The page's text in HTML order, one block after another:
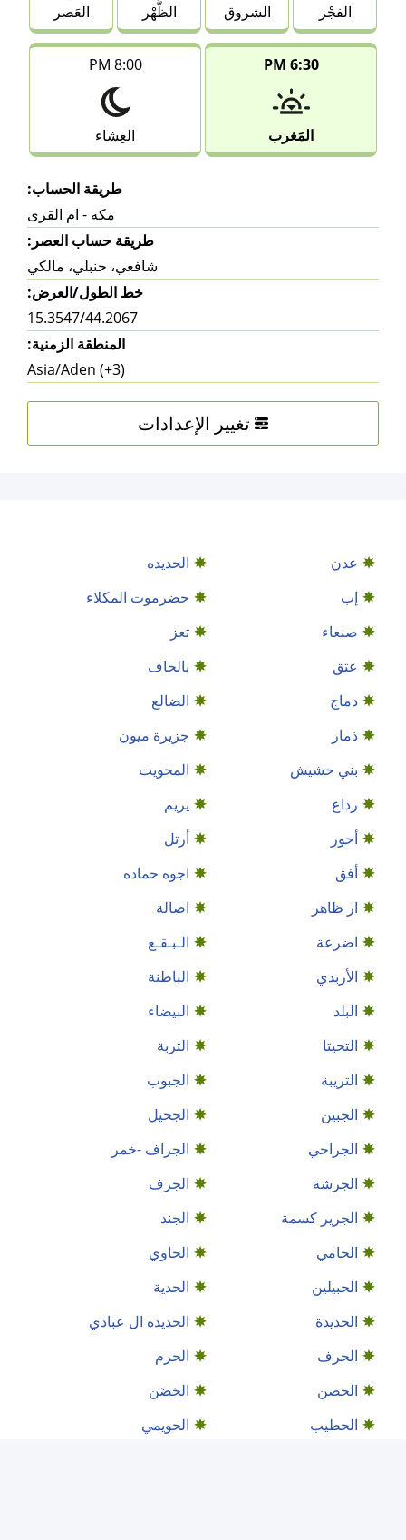
الفجْر الشروق الظُّهْر العَصر
6:30 PM
المَغرب
8:00 PM
العِشاء
طريقة الحساب:
مكه - ام القرى
طريقة حساب العصر:
شافعي، حنبلي، مالكي
خط الطول/العرض:
15.3547/44.2067
المنطقة الزمنية:
Asia/Aden (+3)
تغيير الإعدادات
عدن
الحديده
إب
حضرموت المكلاء
صنعاء
تعز
عتق
بالحاف
دماج
الضالع
ذمار
جزيرة ميون
بني حشيش
المحويت
رداع
يريم
أحور
أرتل
أفق
اجوه حماده
از ظاهر
اصالة
اضرعة
الـبـقـع
الأربدي
الباطنة
البلد
البيضاء
التحيتا
التربة
التريبة
الجبوب
الجبين
الجحيل
الجراحي
الجراف -خمر
الجرشة
الجرف
الجرير كسمة
الجند
الحامي
الحاوي
الحبيلين
الحدية
الحديدة
الحديده ال عبادي
الحرف
الحزم
الحصن
الحَضَن
الحطيب
الحويمي